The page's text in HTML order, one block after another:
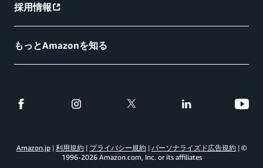
採用情報
もっとAmazonを知る
Amazon.jp 利用規約 プライバシー規約 パーソナライズド広告規約
©
1996-2026 Amazon.com, Inc. or its affiliates